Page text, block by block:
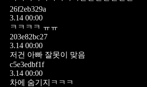
26f2eb329a
3.14 00:00
ㅋㅋㅋㅋ ㅠㅠ
203e82bc27
3.14 00:00
저건 아빠 잘못이 맞음
c5e3edbf1f
3.14 00:00
차에 숨기지ㅋㅋㅋ